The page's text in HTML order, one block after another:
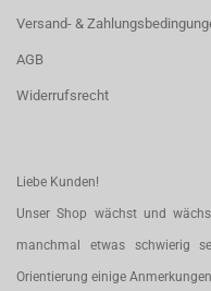
Versand- &
AGB
Widerrufsrecht
Liebe Kunden!
Unser Shop wächst und
manchmal etwas schwierig
Orientierung einige